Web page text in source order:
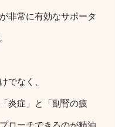
非常に有効なサポータ
でなく、
炎症」と「副腎の疲
ローチできるのが精油